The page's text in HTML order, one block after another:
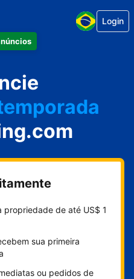
Login
propriedade de até US$ 1
sua primeira
ou pedidos de